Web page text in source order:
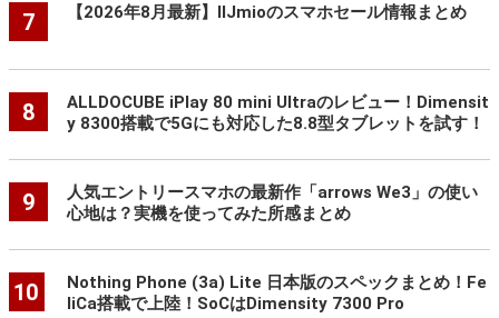
7 【2026年8月最新】IIJmioのスマホセール情報まとめ
8
ALLDOCUBE iPlay 80 mini Ultraのレビュー！Dimensit
y 8300搭載で5Gにも対応した8.8型タブレットを試す！
9
人気エントリースマホの最新作「arrows We3」の使い
心地は？実機を使ってみた所感まとめ
10
Nothing Phone (3a) Lite 日本版のスペックまとめ！Fe
liCa搭載で上陸！SoCはDimensity 7300 Pro